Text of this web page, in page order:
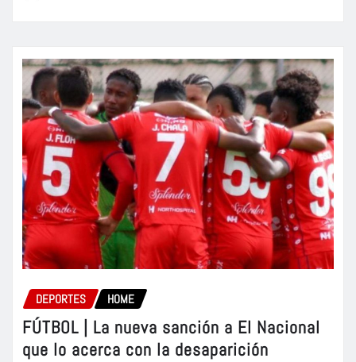
DEPORTES HOME
FÚTBOL | La nueva sanción a El Nacional
que lo acerca con la desaparición